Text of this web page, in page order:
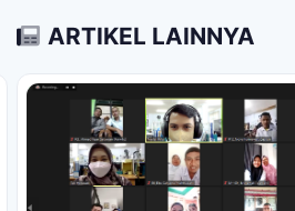
ARTIKEL LAINNYA